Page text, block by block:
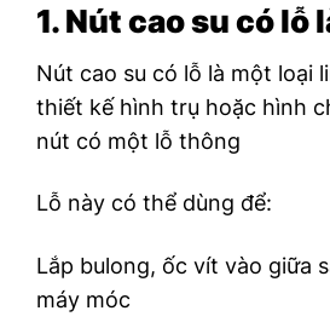
1. Nút cao su có lỗ
Nút cao su có lỗ là một loại
thiết kế hình trụ hoặc hình
nút có một lỗ thông
Lỗ này có thể dùng để:
Lắp bulong, ốc vít vào giữa
máy móc